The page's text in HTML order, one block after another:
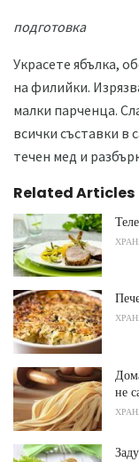
подготовка
Украсете ябълка,
на филийки.
малки парченца.
всички съставки в
течен мед и
Related Articles
не